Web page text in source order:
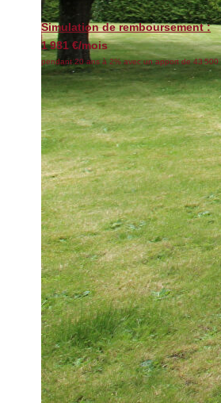
Simulation de remboursement :
1 981 €/mois
pendant 20 ans à 2% avec un apport de 43 500
Description
Réf : 250320-cpy
Proche d'ABLIS : Cette maison
Au rez-de-chaussée : Une vaste
(ancienne chambre) , une
Au l'étage : un grand palier
L'ensemble sur un parc arboré
Réf : 250320-cpy
Barème consultable sur notre site
**Honoraires à la charge du vendeur
Diagnostics